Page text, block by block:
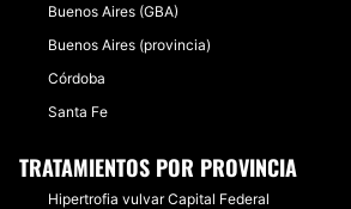
Buenos Aires (GBA)
Buenos Aires (provincia)
Córdoba
Santa Fe
TRATAMIENTOS POR PROVINCIA
Hipertrofia vulvar Capital Federal